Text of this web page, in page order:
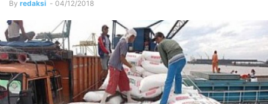
By redaksi - 04/12/2018